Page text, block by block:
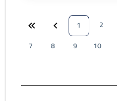
1 2
7
8 9 10